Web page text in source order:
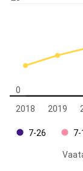
2018 2019
0
7-26 7-